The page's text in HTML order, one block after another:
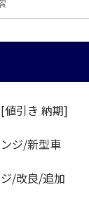
値引き 納期]
ジ/新型車
/改良/追加